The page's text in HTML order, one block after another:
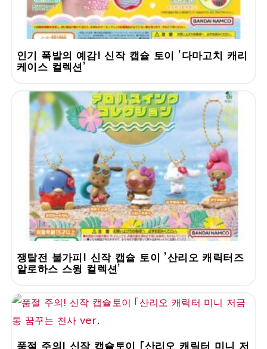
인기 폭발의 예감! 신작 캡슐 토이 '다마고치 캐리
케이스 컬렉션'
쟁탈전 불가피! 신작 캡슐 토이 '산리오 캐릭터즈
알로하스 스윙 컬렉션'
품절 주의! 신작 캡슐토이 「산리오 캐릭터 미니 저